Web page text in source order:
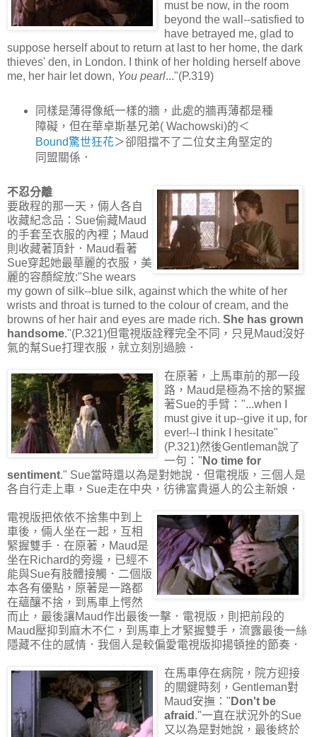
must be now, in the room
beyond the wall--satisfied to
have betrayed me, glad to
suppose herself about to return at last to her home, the dark
thieves' den, in London. I think of her holding herself above
me, her hair let down, You pearl..."(P.319)
同樣是薄得像紙一樣的牆，此處的牆再薄都是種
障礙，但在華卓斯基兄弟( Wachowski)的＜
Bound驚世狂花＞卻阻擋不了二位女主角堅定的
同盟關係．
不忍分離
要啟程的那一天，倆人各自
收藏紀念品：Sue偷藏Maud
的手套至衣服的內裡；Maud
則收藏著頂針．Maud看著
Sue穿起她最華麗的衣服，美
麗的容顏綻放:"She wears
my gown of silk--blue silk, against which the white of her
wrists and throat is turned to the colour of cream, and the
browns of her hair and eyes are made rich. She has grown
handsome."(P.321)但電視版詮釋完全不同，只見Maud沒好
氣的幫Sue打理衣服，就立刻別過臉．
在原著，上馬車前的那一段
路，Maud是極為不捨的緊握
著Sue的手臂："...when I
must give it up--give it up, for
ever!--I think I hesitate"
(P.321)然後Gentleman說了
一句：" No time for
sentiment." Sue當時還以為是對她說．但電視版，三個人是
各自行走上車，Sue走在中央，彷彿富貴逼人的公主新娘．
電視版把依依不捨集中到上
車後，倆人坐在一起，互相
緊握雙手．在原著，Maud是
坐在Richard的旁邊，已經不
能與Sue有肢體接觸．二個版
本各有優點，原著是一路都
在蘊釀不捨，到馬車上愕然
而止，最後讓Maud作出最後一擊．電視版，則把前段的
Maud壓抑到麻木不仁，到馬車上才緊握雙手，流露最後一絲
隱藏不住的感情．我個人是較偏愛電視版抑揚頓挫的節奏．
在馬車停在病院，院方迎接
的關鍵時刻，Gentleman對
Maud安撫：" Don't be
afraid ."一直在狀況外的Sue
又以為是對她說，最後終於